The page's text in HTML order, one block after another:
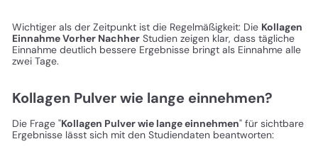
Wichtiger als der Zeitpunkt ist die Regelmäßigkeit: Die Kollagen
Einnahme Vorher Nachher Studien zeigen klar, dass tägliche
Einnahme deutlich bessere Ergebnisse bringt als Einnahme alle
zwei Tage.
Kollagen Pulver wie lange einnehmen?
Die Frage "Kollagen Pulver wie lange einnehmen" für sichtbare
Ergebnisse lässt sich mit den Studiendaten beantworten: